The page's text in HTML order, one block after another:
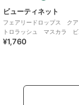
ビューティネット
フェアリードロップス クア
トロラッシュ マスカラ ビ
ターブラウン ５．５ｇ
¥1,760